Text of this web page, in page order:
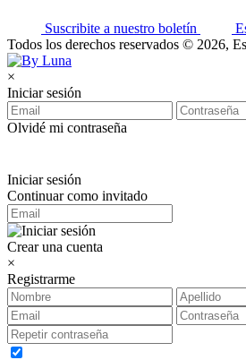
Suscribite a nuestro boletín
Todos los derechos reservados © 2026,
×
Iniciar sesión
Olvidé mi contraseña
Iniciar sesión
Continuar como invitado
Crear una cuenta
×
Registrarme